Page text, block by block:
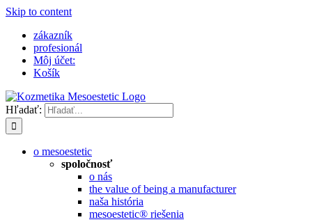
Skip to content
zákazník
profesionál
Môj účet:
Košík
Hľadať:
o mesoestetic
spoločnosť
o nás
the value of being a manufacturer
naša história
mesoestetic® riešenia